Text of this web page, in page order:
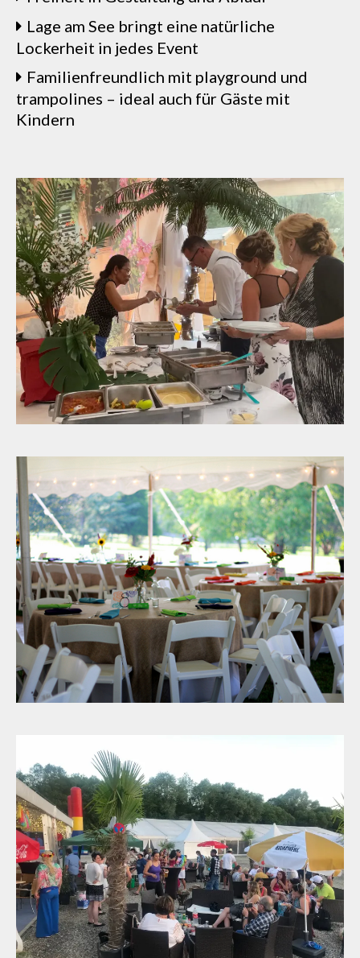
Lage am See bringt eine natürliche
Lockerheit in jedes Event
Familienfreundlich mit playground und
trampolines – ideal auch für Gäste mit
Kindern